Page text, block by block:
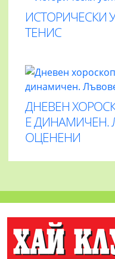
ИСТОРИЧЕСКИ
ТЕНИС
ДНЕВЕН
Е ДИНАМИЧЕН.
ОЦЕНЕНИ